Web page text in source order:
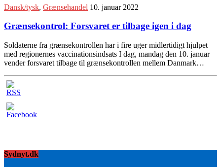
Dansk/tysk, Grænsehandel 10. januar 2022
Grænsekontrol: Forsvaret er tilbage igen i dag
Soldaterne fra grænsekontrollen har i fire uger midlertidigt hjulpet
med regionernes vaccinationsindsats I dag, mandag den 10. januar
vender forsvaret tilbage til grænsekontrollen mellem Danmark…
Sydnyt.dk